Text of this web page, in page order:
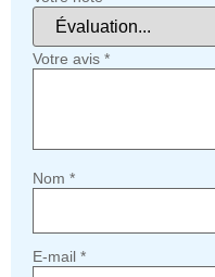
Votre avis *
Nom *
E-mail *